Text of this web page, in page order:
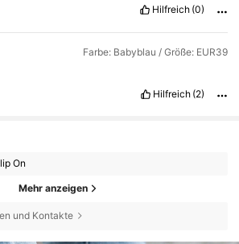
Hilfreich (0)
Farbe: Babyblau / Größe: EUR39
Hilfreich (2)
On
Mehr anzeigen
und Kontakte